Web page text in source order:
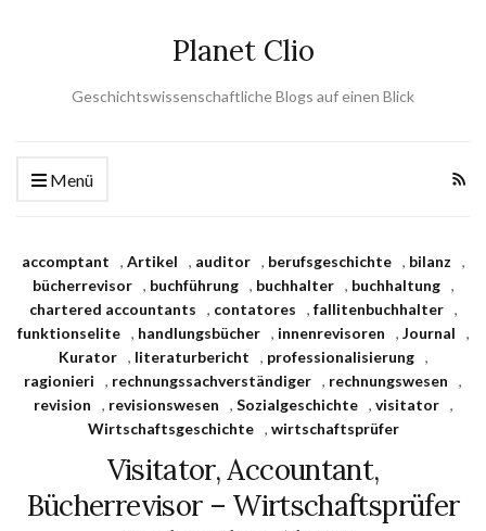
Planet Clio
Geschichtswissenschaftliche Blogs auf einen Blick
Menü
accomptant , Artikel , auditor , berufsgeschichte , bilanz
,
bücherrevisor
, buchführung , buchhalter , buchhaltung
,
chartered accountants
, contatores , fallitenbuchhalter
,
funktionselite
, handlungsbücher , innenrevisoren , Journal
,
Kurator
, literaturbericht , professionalisierung
,
ragionieri
, rechnungssachverständiger , rechnungswesen
,
revision
, revisionswesen , Sozialgeschichte , visitator
,
Wirtschaftsgeschichte
, wirtschaftsprüfer
Visitator, Accountant,
Bücherrevisor – Wirtschaftsprüfer